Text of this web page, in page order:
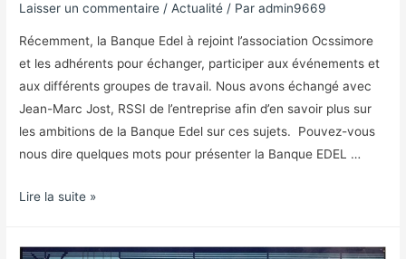
Laisser un commentaire /Actualité / Paradmin9669
Récemment, la Banque Edel à rejoint l’association Ocssimore
et les adhérents pour échanger, participer aux événements et
aux différents groupes de travail. Nous avons échangé avec
Jean-Marc Jost, RSSI de l’entreprise afin d’en savoir plus sur
les ambitions de la Banque Edel sur ces sujets. Pouvez-vous
nous dire quelques mots pour présenter la Banque EDEL …
Lire la suite »